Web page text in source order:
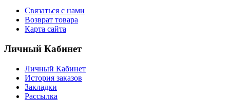
Связаться с нами
Возврат товара
Карта сайта
Личный Кабинет
Личный Кабинет
История заказов
Закладки
Рассылка